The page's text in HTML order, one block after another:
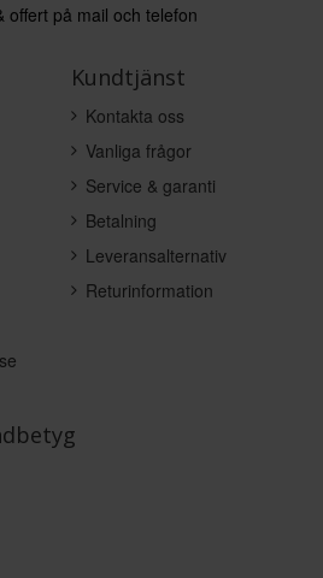
på mail och telefon
Kundtjänst
Kontakta oss
Vanliga frågor
Service & garanti
Betalning
Leveransalternativ
Returinformation